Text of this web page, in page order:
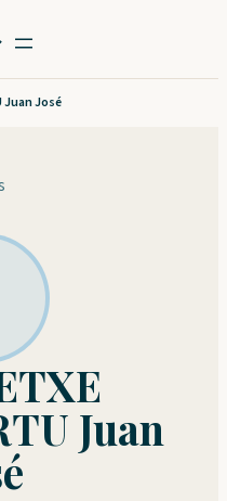
Juan José
Juan